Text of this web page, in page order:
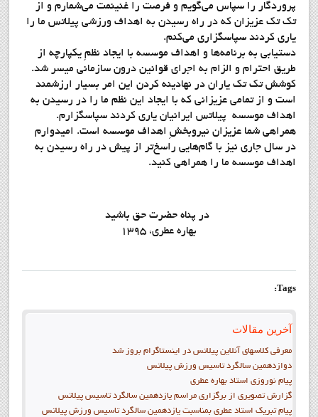
پروردگار را سپاس می‌گویم و فرصت را غنینمت می‌شمارم و از
تک تک عزیزان که در راه رسیدن به اهداف ورزشی پیلاتس ما را
یاری کردند سپاسگزاری می‌کنم.
دستیابی به برنامه‌ها و اهداف موسسه با ایجاد نظمِ یکپارچه از
طریق احترام و الزام به اجرای قوانین درون سازمانی میسر شد.
کوشش تک تک یاران در نهادینه کردن این امر بسیار ارزشمند
است و از تمامی عزیزانی که با ایجاد این نظم ما را در رسیدن به
اهداف موسسه پيلاتس ايرانيان یاری کردند سپاسگزارم.
همراهی شما عزیزان نیروبخشِ اهداف موسسه است. امیدوارم
در سال جاری نیز با گام‌هایی راسخ‌تر از پیش در راه رسیدن به
اهداف موسسه ما را همراهی کنید.
در پناه حضرت حق باشید
بهاره عطری، 1395
Tags:
آخرین مقالات
معرفی کلاسهای آنلاین پیلاتس در اینستاگرام بروز شد
دوازدهمين سالگرد تاسيس ورزش پيلاتس
پيام نوروزي استاد بهاره عطري
گزارش تصويري از برگزاري مراسم يازدهمين سالگرد تاسيس پيلاتس
پيام تبريک استاد عطري بمناسبت يازدهمين سالگرد تاسيس ورزش پيلاتس